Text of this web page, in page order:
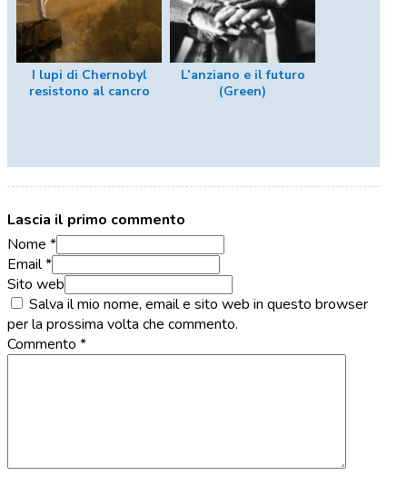
I lupi di Chernobyl
resistono al cancro
L’anziano e il futuro
(Green)
Lascia il primo commento
Nome *
Email *
Sito web
Salva il mio nome, email e sito web in questo browser
per la prossima volta che commento.
Commento *